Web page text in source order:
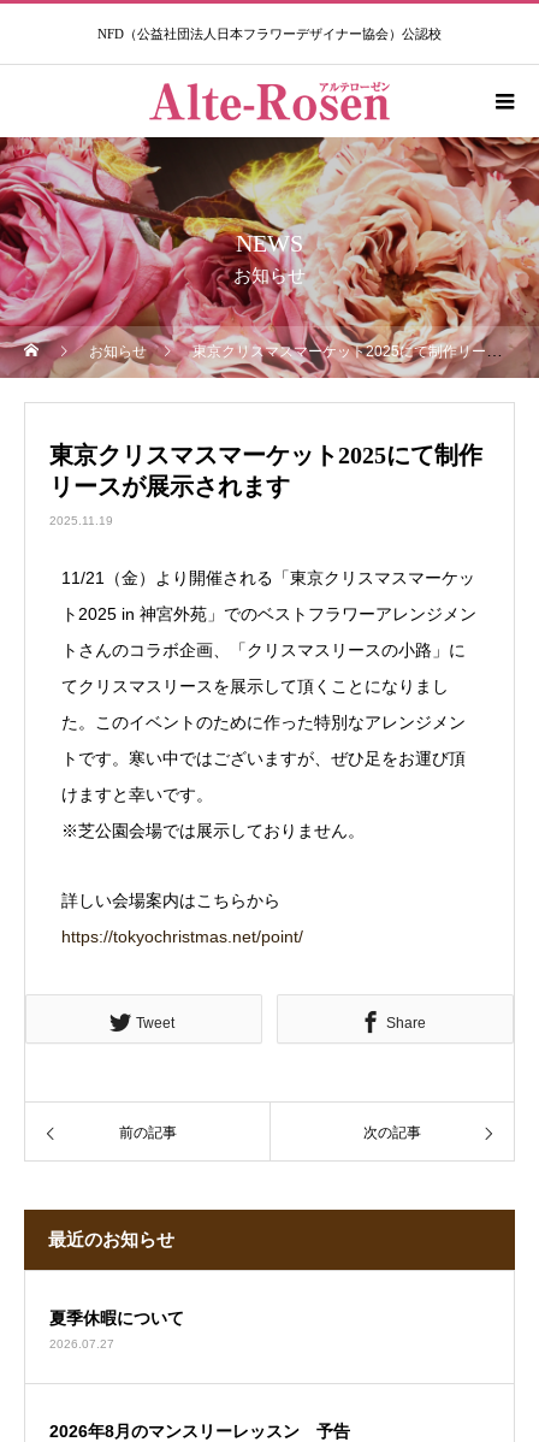
NFD（公益社団法人日本フラワーデザイナー協会）公認校​
NEWS
お知らせ
お知らせ 東京クリスマスマーケット2025にて制作リースが展示されます
東京クリスマスマーケット2025にて制作
リースが展示されます
2025.11.19
11/21（金）より開催される「東京クリスマスマーケッ
ト2025 in 神宮外苑」でのベストフラワーアレンジメン
トさんのコラボ企画、「クリスマスリースの小路」に
てクリスマスリースを展示して頂くことになりまし
た。このイベントのために作った特別なアレンジメン
トです。寒い中ではございますが、ぜひ足をお運び頂
けますと幸いです。
※芝公園会場では展示しておりません。
詳しい会場案内はこちらから
https://tokyochristmas.net/point/
Tweet Share
前の記事 次の記事
最近のお知らせ
夏季休暇について
2026.07.27
2026年8月のマンスリーレッスン 予告